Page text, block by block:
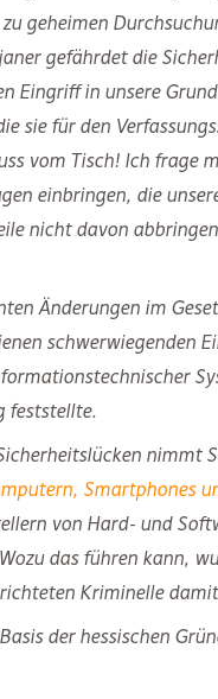
geheimen
gefährdet die
Eingriff in unsere
sie für den
vom Tisch! Ich
einbringen, die
nicht davon
Änderungen im
schwerwiegenden
feststellte.
Smartphones
von Hard- und
das führen kann,
Kriminelle
der hessischen